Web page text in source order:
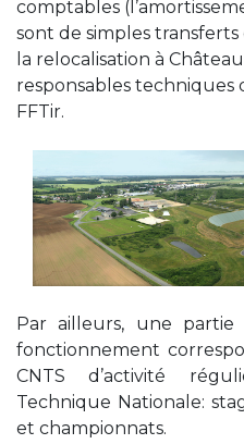
comptables
sont de simples
la relocalisation à
responsables techniques
FFTir.
Par ailleurs, une partie
fonctionnement
CNTS d’activité
Technique Nationale:
et championnats.